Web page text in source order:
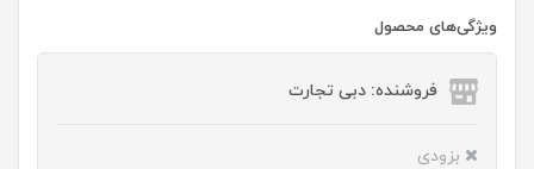
ویژگی‌های محصول
فروشنده: دبی تجارت
بزودی